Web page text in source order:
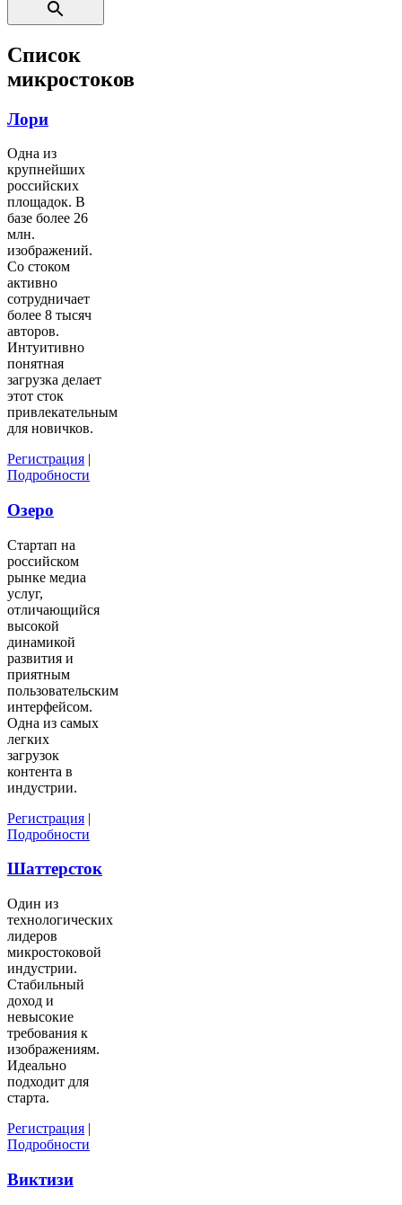
Список
микростоков
Лори
Одна из
крупнейших
российских
площадок. В
базе более 26
млн.
изображений.
Со стоком
активно
сотрудничает
более 8 тысяч
авторов.
Интуитивно
понятная
загрузка делает
этот сток
привлекательным
для новичков.
Регистрация |
Подробности
Озеро
Стартап на
российском
рынке медиа
услуг,
отличающийся
высокой
динамикой
развития и
приятным
пользовательским
интерфейсом.
Одна из самых
легких
загрузок
контента в
индустрии.
Регистрация |
Подробности
Шаттерсток
Один из
технологических
лидеров
микростоковой
индустрии.
Стабильный
доход и
невысокие
требования к
изображениям.
Идеально
подходит для
старта.
Регистрация |
Подробности
Виктизи